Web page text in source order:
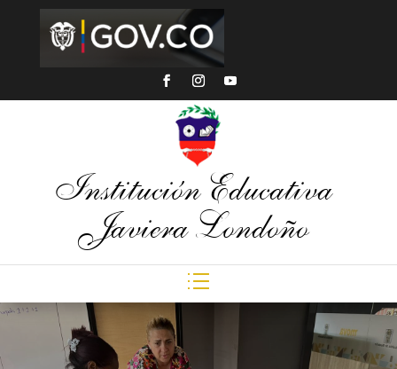
Institución Educativa
Javiera Londoño